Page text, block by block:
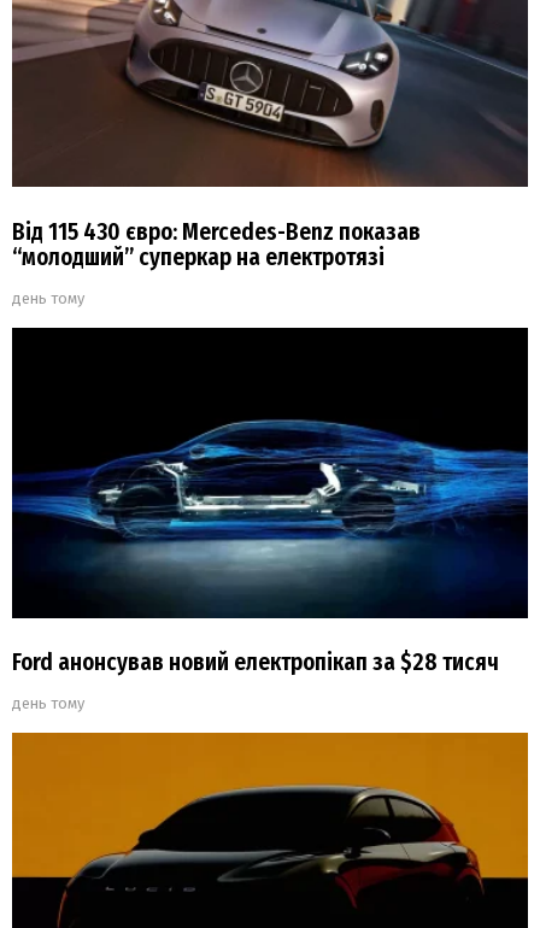
Від 115 430 євро: Mercedes-Benz показав
“молодший” суперкар на електротязі
день тому
Ford анонсував новий електропікап за $28 тисяч
день тому